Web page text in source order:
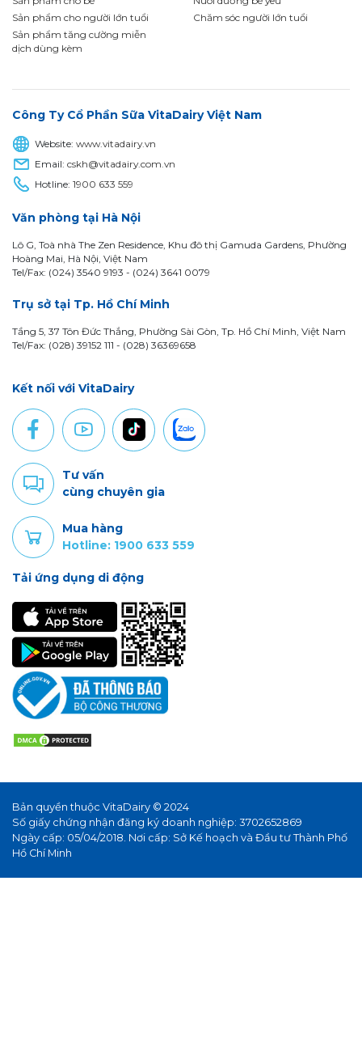
Sản phẩm cho người lớn tuổi
Sản phẩm tăng cường miễn
dịch dùng kèm
Chăm sóc người lớn tuổi
Công Ty Cổ Phần Sữa VitaDairy Việt Nam
Website:www.vitadairy.vn
Email:cskh@vitadairy.com.vn
Hotline:1900 633 559
Văn phòng tại Hà Nội
Lô G, Toà nhà The Zen Residence, Khu đô thị Gamuda Gardens, Phường
Hoàng Mai, Hà Nội, Việt Nam
Tel/Fax: (024) 3540 9193 - (024) 3641 0079
Trụ sở tại Tp. Hồ Chí Minh
Tầng 5, 37 Tôn Đức Thắng, Phường Sài Gòn, Tp. Hồ Chí Minh, Việt Nam
Tel/Fax: (028) 39152 111 - (028) 36369658
Kết nối với VitaDairy
Tư vấn
cùng chuyên gia
Mua hàng
Hotline: 1900 633 559
Tải ứng dụng di động
Bản quyền thuộc VitaDairy © 2024
Số giấy chứng nhận đăng ký doanh nghiệp: 3702652869
Ngày cấp: 05/04/2018. Nơi cấp: Sở Kế hoạch và Đầu tư Thành Phố
Hồ Chí Minh